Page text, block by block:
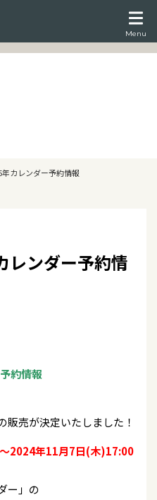
Menu
カレンダー予約情報
レンダー予約情
約情報
販売が決定いたしました！
2024年11月7日(木)17:00
ー」の